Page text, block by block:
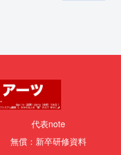
代表note
無償：新卒研修資料